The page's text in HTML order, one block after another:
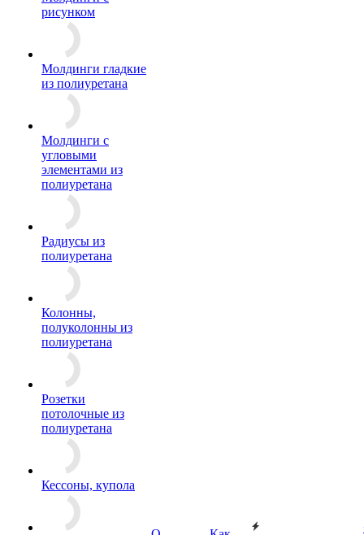
рисунком
Молдинги гладкие
из полиуретана
Молдинги с
угловыми
элементами из
полиуретана
Радиусы из
полиуретана
Колонны,
полуколонны из
полиуретана
Розетки
потолочные из
полиуретана
Кессоны, купола